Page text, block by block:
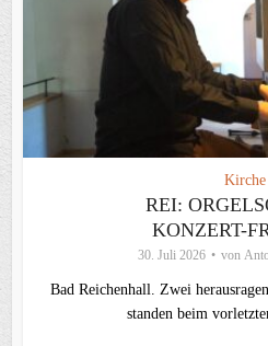
Kirche
REI:
KONZERT-
30. Juli 2026 von
Bad Reichenhall. Zwei
standen beim